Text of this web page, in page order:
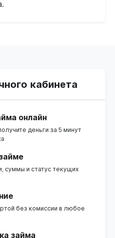
кабинета
онлайн
деньги за 5 минут
суммы и статус текущих
без комиссии в любое
займа